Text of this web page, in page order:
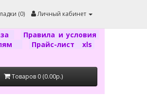
(0) Личный кабинет
Правила и условия
Прайс-лист xls
Товаров 0 (0.00р.)